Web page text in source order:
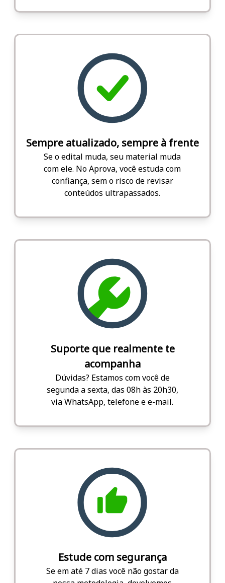
Sempre atualizado, sempre à frente
Se o edital muda, seu material muda
com ele. No Aprova, você estuda com
confiança, sem o risco de revisar
conteúdos ultrapassados.
Suporte que realmente te
acompanha
Dúvidas? Estamos com você de
segunda a sexta, das 08h às 20h30,
via WhatsApp, telefone e e-mail.
Estude com segurança
Se em até 7 dias você não gostar da